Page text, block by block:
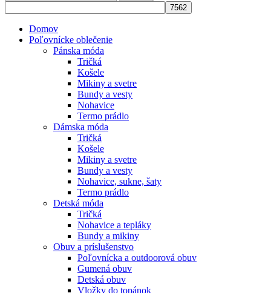
Domov
Poľovnícke oblečenie
Pánska móda
Tričká
Košele
Mikiny a svetre
Bundy a vesty
Nohavice
Termo prádlo
Dámska móda
Tričká
Košele
Mikiny a svetre
Bundy a vesty
Nohavice, sukne, šaty
Termo prádlo
Detská móda
Tričká
Nohavice a tepláky
Bundy a mikiny
Obuv a príslušenstvo
Poľovnícka a outdoorová obuv
Gumená obuv
Detská obuv
Vložky do topánok